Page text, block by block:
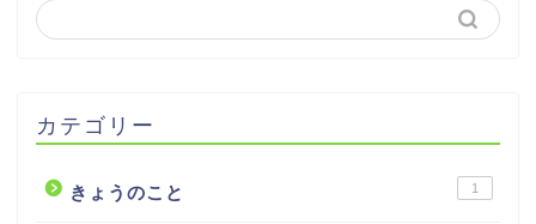
カテゴリー
きょうのこと 1